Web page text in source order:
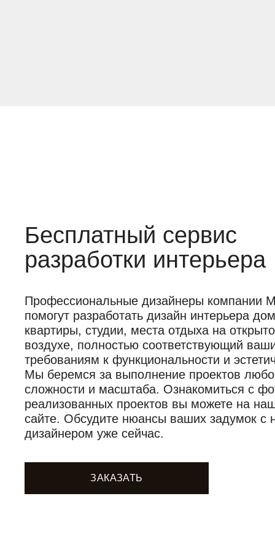
Бесплатный сервис
разработки интерьера
Профессиональные дизайнеры компании
помогут разработать дизайн интерьера
квартиры, студии, места отдыха на
воздухе, полностью соответствующий
требованиям к функциональности и
Мы беремся за выполнение проектов
сложности и масштаба. Ознакомиться с
реализованных проектов вы можете на
сайте. Обсудите нюансы ваших задумок с
дизайнером уже сейчас.
ЗАКАЗАТЬ